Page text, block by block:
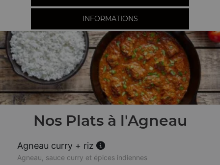
INFORMATIONS
Nos Plats à l'Agneau
Agneau curry + riz
Agneau, sauce curry et épices indiennes